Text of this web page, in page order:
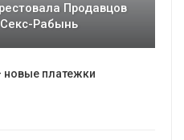
Продавцов
Рабынь
новые платежки